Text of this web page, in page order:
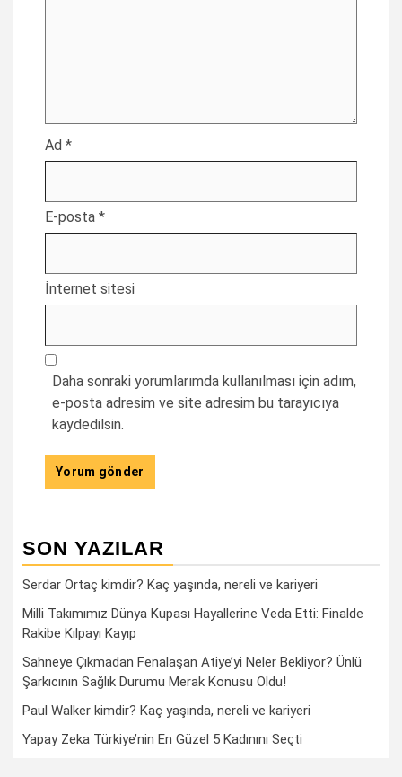
Ad *
E-posta *
İnternet sitesi
Daha sonraki yorumlarımda kullanılması için adım,
e-posta adresim ve site adresim bu tarayıcıya
kaydedilsin.
SON YAZILAR
Serdar Ortaç kimdir? Kaç yaşında, nereli ve kariyeri
Milli Takımımız Dünya Kupası Hayallerine Veda Etti: Finalde
Rakibe Kılpayı Kayıp
Sahneye Çıkmadan Fenalaşan Atiye’yi Neler Bekliyor? Ünlü
Şarkıcının Sağlık Durumu Merak Konusu Oldu!
Paul Walker kimdir? Kaç yaşında, nereli ve kariyeri
Yapay Zeka Türkiye’nin En Güzel 5 Kadınını Seçti